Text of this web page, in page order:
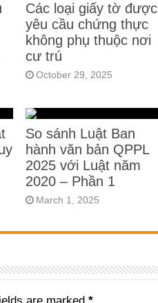
Các loại giấy tờ được
yêu cầu chứng thực
không phụ thuộc nơi
cư trú
October 29, 2025
So sánh Luật Ban
hành văn bản QPPL
2025 với Luật năm
2020 – Phần 1
March 1, 2025